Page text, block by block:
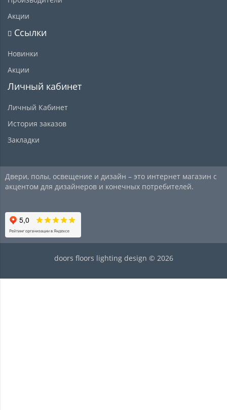
Акции
Ссылки
Новинки
Акции
Личный кабинет
Личный Кабинет
История заказов
Закладки
Двери, полы, освещение и дизайн – это интернет магазин с
акцентом для дизайнеров и конечных потребителей.
doors floors lighting design © 2026